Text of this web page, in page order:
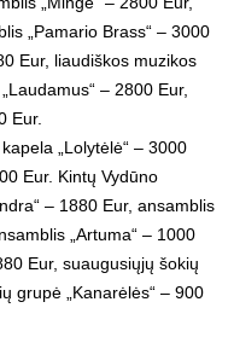
„Pamario Brass“ – 3000
Eur, liaudiškos muzikos
– 2800 Eur,
Eur.
„Lolytėlė“ – 3000
Eur. Kintų Vydūno
– 1880 Eur, ansamblis
„Artuma“ – 1000
Eur, suaugusiųjų šokių
grupė „Kanarėlės“ – 900